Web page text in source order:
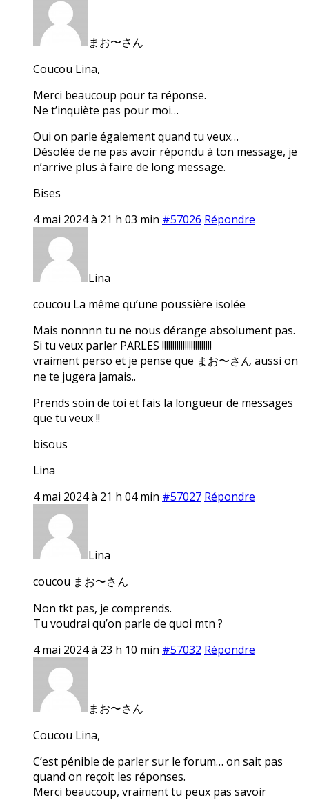
まお〜さん
Coucou Lina,
Merci beaucoup pour ta réponse.
Ne t’inquiète pas pour moi…
Oui on parle également quand tu veux…
Désolée de ne pas avoir répondu à ton message, je
n’arrive plus à faire de long message.
Bises
4 mai 2024 à 21 h 03 min #57026 Répondre
Lina
coucou La même qu’une poussière isolée
Mais nonnnn tu ne nous dérange absolument pas.
Si tu veux parler PARLES !!!!!!!!!!!!!!!!!!!!!!!!
vraiment perso et je pense que まお〜さん aussi on
ne te jugera jamais..
Prends soin de toi et fais la longueur de messages
que tu veux !!
bisous
Lina
4 mai 2024 à 21 h 04 min #57027 Répondre
Lina
coucou まお〜さん
Non tkt pas, je comprends.
Tu voudrai qu’on parle de quoi mtn ?
4 mai 2024 à 23 h 10 min #57032 Répondre
まお〜さん
Coucou Lina,
C’est pénible de parler sur le forum… on sait pas
quand on reçoit les réponses.
Merci beaucoup, vraiment tu peux pas savoir